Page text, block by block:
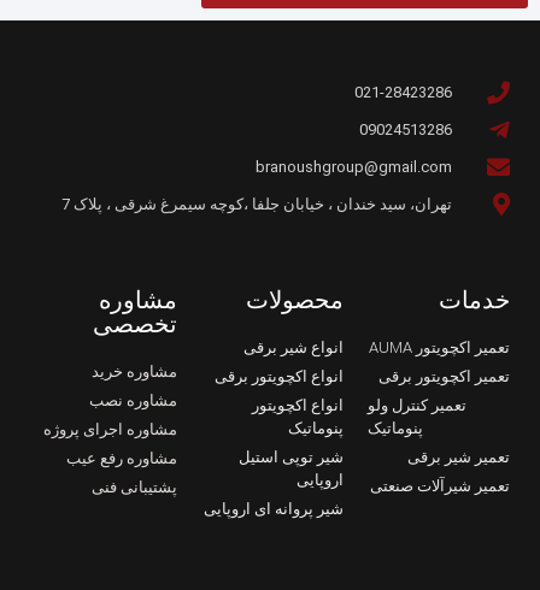
021-28423286
09024513286
branoushgroup@gmail.com
تهران، سید خندان ، خیابان جلفا ،کوچه سیمرغ شرقی ، پلاک 7
خدمات
تعمیر اکچویتور AUMA
تعمیر اکچویتور برقی
تعمیر کنترل ولو
پنوماتیک
تعمیر شیر برقی
تعمیر شیرآلات صنعتی
محصولات
انواع شیر برقی
انواع اکچویتور برقی
انواع اکچویتور
پنوماتیک
شیر توپی استیل
اروپایی
شیر پروانه ای اروپایی
مشاوره
تخصصی
مشاوره خرید
مشاوره نصب
مشاوره اجرای پروژه
مشاوره رفع عیب
پشتیبانی فنی